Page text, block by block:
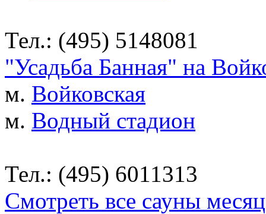
Тел.: (495) 5148081
"Усадьба Банная" на
м. Войковская
м. Водный стадион
Тел.: (495) 6011313
Смотреть все сауны